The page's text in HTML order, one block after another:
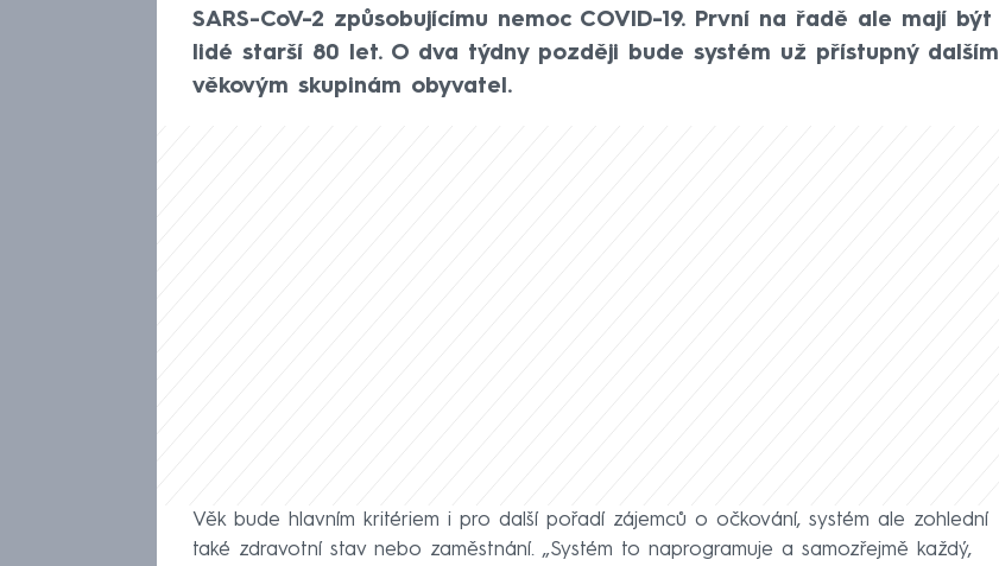
SARS-CoV-2 způsobujícímu nemoc COVID-19. První na řadě ale mají být
lidé starší 80 let. O dva týdny později bude systém už přístupný dalším
věkovým skupinám obyvatel.
Věk bude hlavním kritériem i pro další pořadí zájemců o očkování, systém ale zohlední
také zdravotní stav nebo zaměstnání. „Systém to naprogramuje a samozřejmě každý,